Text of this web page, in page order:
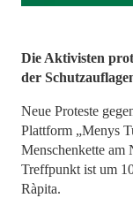
Die Aktivisten
der
Neue Proteste
Plattform „Menys
Menschenkette am
Treffpunkt ist um
Ràpita.